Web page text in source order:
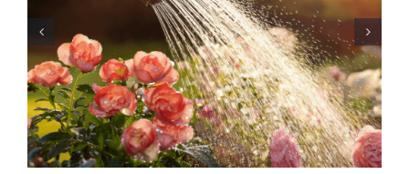
ați fost împreună: despărțirea
prin lentila IFS (Sisteme
Familiale Interne)